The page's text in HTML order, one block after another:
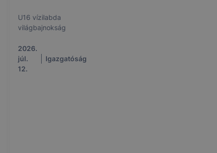
U16 vízilabda
világbajnokság
2026.
júl.
12.
Igazgatóság